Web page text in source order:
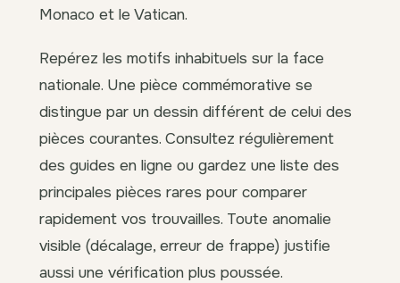
Monaco et le Vatican.
Repérez les motifs inhabituels sur la face
nationale. Une pièce commémorative se
distingue par un dessin différent de celui des
pièces courantes. Consultez régulièrement
des guides en ligne ou gardez une liste des
principales pièces rares pour comparer
rapidement vos trouvailles. Toute anomalie
visible (décalage, erreur de frappe) justifie
aussi une vérification plus poussée.